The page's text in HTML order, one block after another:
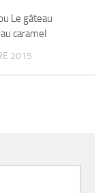
Le gâteau
caramel
2015